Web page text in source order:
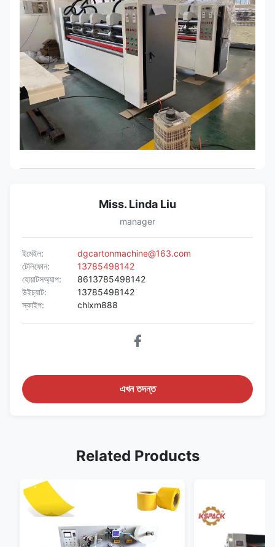
Miss. Linda Liu
manager
ইমেইল:
dgcartonmachine@163.com
টেলিফোন:
13785498142
হোয়াটসঅ্যাপ:
8613785498142
উইচ্যাট:
13785498142
স্কাইপ:
chlxm888
এখন তদন্ত
Related Products